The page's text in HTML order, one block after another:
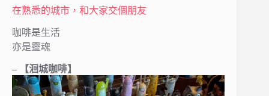
在熟悉的城市，和大家交個朋友
咖啡是生活
亦是靈魂
– 【洄城咖啡】